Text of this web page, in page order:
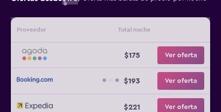
Proveedor Total noche
$175 Ver oferta
$193 Ver oferta
$221 Ver oferta